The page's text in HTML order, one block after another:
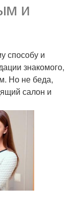
и
способу и
знакомого,
Но не беда,
салон и